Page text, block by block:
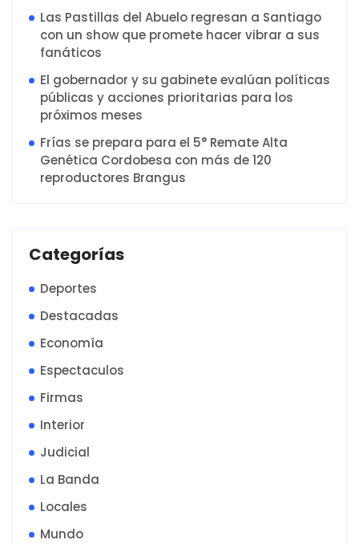
Las Pastillas del Abuelo regresan a Santiago
con un show que promete hacer vibrar a sus
fanáticos
El gobernador y su gabinete evalúan políticas
públicas y acciones prioritarias para los
próximos meses
Frías se prepara para el 5° Remate Alta
Genética Cordobesa con más de 120
reproductores Brangus
Categorías
Deportes
Destacadas
Economía
Espectaculos
Firmas
Interior
Judicial
La Banda
Locales
Mundo